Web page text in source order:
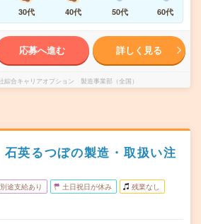
30代 40代 50代 60代
応募へ進む 詳しく見る
綜合キャリアオプション 製造事業部（全国）
石英るつぼの製造・取扱い注
途支給あり 土日祝日が休み 残業なし